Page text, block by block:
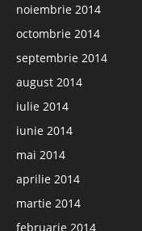
noiembrie 2014
octombrie 2014
septembrie 2014
august 2014
iulie 2014
iunie 2014
mai 2014
aprilie 2014
martie 2014
februarie 2014